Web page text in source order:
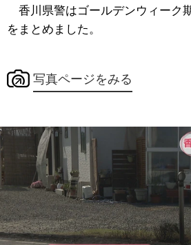
香川県警はゴールデンウィーク
をまとめました。
写真ページをみる